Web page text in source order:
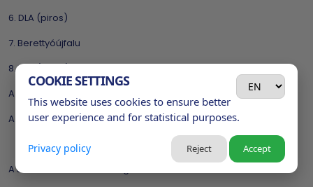
6. DLA (piros)
7. Berettyóújfalu
8. DLA (fehér)
A legsportszerűbb csapat: Hajdúszoboszló
A legjobban cselező játékos: Csernyik Levente (DSC-SI-sárga)
A tornán készült fotók megtekinthetők az alábbi linken:
COOKIE SETTINGS
This website uses cookies to ensure better
user experience and for statistical purposes.
Privacy policy Reject Accept